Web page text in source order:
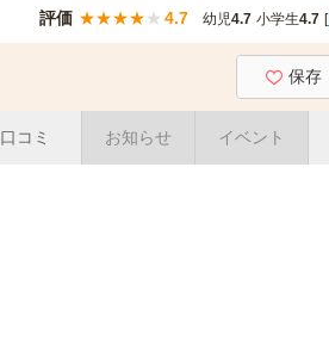
評価 ★★★★★ 4.7 幼児4.7 小学生4.7 [
保存
口コミ お知らせ イベント